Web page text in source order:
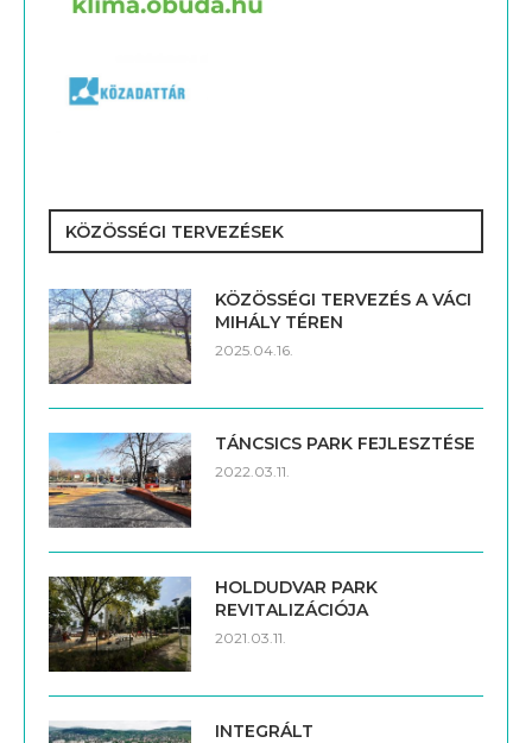
KÖZÖSSÉGI TERVEZÉSEK
KÖZÖSSÉGI TERVEZÉS A VÁCI
MIHÁLY TÉREN
2025.04.16.
TÁNCSICS PARK FEJLESZTÉSE
2022.03.11.
HOLDUDVAR PARK
REVITALIZÁCIÓJA
2021.03.11.
INTEGRÁLT